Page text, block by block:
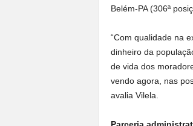
Belém-PA (306ª
“Com qualidade na
dinheiro da
de vida dos
vendo agora, nas
avalia Vilela.